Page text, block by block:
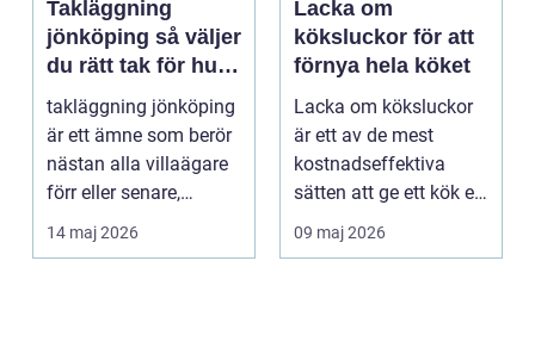
Takläggning
jönköping så väljer
du rätt tak för hus
och klimat
takläggning jönköping
är ett ämne som berör
nästan alla villaägare
förr eller senare,
eftersom taket...
14 maj 2026
Lacka om
köksluckor för att
förnya hela köket
Lacka om köksluckor
är ett av de mest
kostnadseffektiva
sätten att ge ett kök ett
helt nytt uttryck ...
09 maj 2026